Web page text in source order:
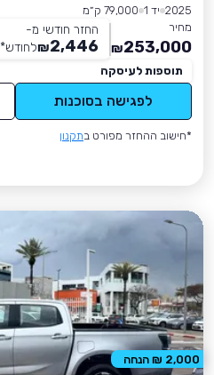
2025 יד 1
79,000 ק״מ
מחיר
253,000
₪
החזר חודשי מ-
2,446
₪לחודש*
תוספות לעיסקה
לפגישה בסוכנות
*חישוב ההחזר מפורט בתקנון
2,000 ₪ הנחה